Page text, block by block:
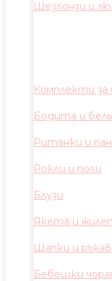
Шезлонзи и
Комплекти за
Бодита и
Ританки и
Рокли и поли
Блузи
Якета и
Шапки и
Бебешки